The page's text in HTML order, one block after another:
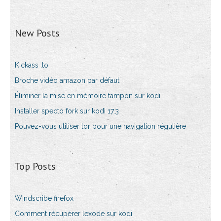
New Posts
Kickass .to
Broche vidéo amazon par défaut
Éliminer la mise en mémoire tampon sur kodi
Installer specto fork sur kodi 17.3
Pouvez-vous utiliser tor pour une navigation régulière
Top Posts
Windscribe firefox
Comment récupérer lexode sur kodi